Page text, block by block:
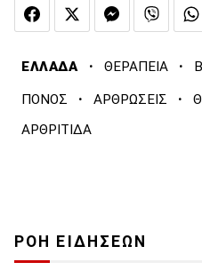
ΕΛΛΑΔΑ · ΘΕΡΑΠΕΙΑ ·
ΠΟΝΟΣ · ΑΡΘΡΩΣΕΙΣ ·
ΑΡΘΡΙΤΙΔΑ
ΡΟΗ ΕΙΔΗΣΕΩΝ